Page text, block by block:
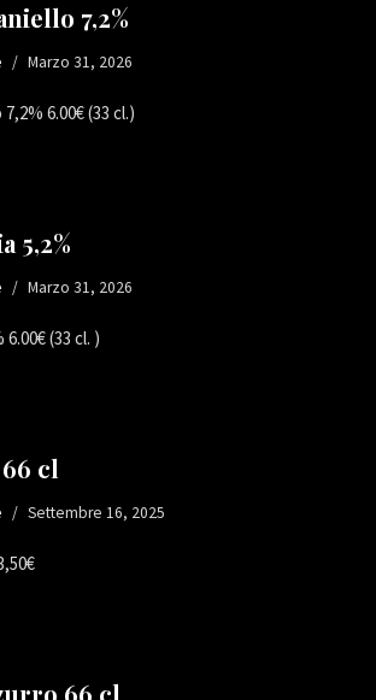
7,2%
Marzo 31, 2026
6.00€ (33 cl.)
5,2%
Marzo 31, 2026
(33 cl. )
cl
Settembre 16, 2025
66 cl